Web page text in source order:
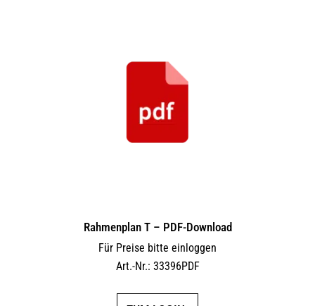
Rahmenplan T – PDF-Download
Für Preise bitte einloggen
Art.-Nr.: 33396PDF